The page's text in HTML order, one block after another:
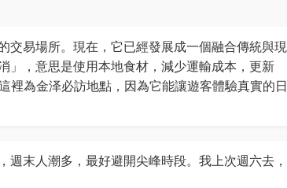
交易場所。現在，它已經發展成一個融合傳統與現
」，意思是使用本地食材，減少運輸成本，更新
裡為金泽必訪地點，因為它能讓遊客體驗真實的日
末人潮多，最好避開尖峰時段。我上次週六去，